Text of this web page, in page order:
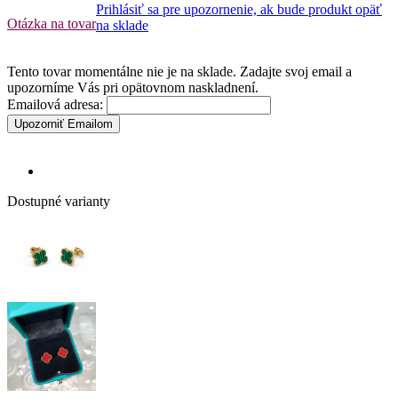
Otázka na tovar
Prihlásiť sa pre upozornenie, ak bude produkt opäť
na sklade
Tento tovar momentálne nie je na sklade. Zadajte svoj email a
upozorníme Vás pri opätovnom naskladnení.
Emailová adresa:
Upozorniť Emailom
Dostupné varianty